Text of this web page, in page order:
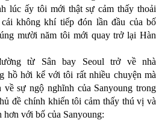
lúc ấy tôi mới thật sự cảm thấy thoải
không khí tiếp đón lần đầu của bố
mười năm tôi mới quay trở lại Hàn
từ Sân bay Seoul trở về nhà
hồ hởi kể với tôi rất nhiều chuyện mà
sự ngộ nghĩnh của Sanyoung trong
đề chính khiến tôi cảm thấy thú vị và
hơn với bố của Sanyoung: